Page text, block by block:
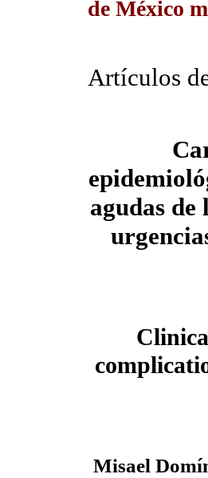
de México
Artículos
agudas de
Misael